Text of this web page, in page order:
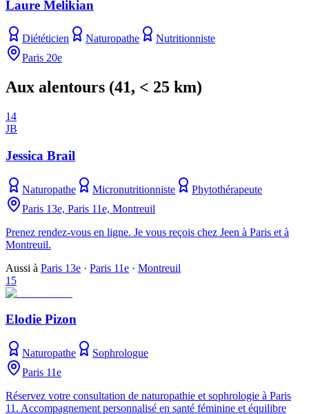
Laure Melikian
Diététicien Naturopathe
Nutritionniste
Paris 20e
Aux alentours (41, < 25 km)
14
JB
Jessica Brail
Naturopathe Micronutritionniste
Phytothérapeute
Paris 13e, Paris 11e, Montreuil
Prenez rendez-vous en ligne. Je vous reçois chez Jeen à Paris et à
Montreuil.
Aussi à Paris 13e · Paris 11e · Montreuil
15
Elodie Pizon
Naturopathe
Sophrologue
Paris 11e
Réservez votre consultation de naturopathie et sophrologie à Paris
11. Accompagnement personnalisé en santé féminine et équilibre